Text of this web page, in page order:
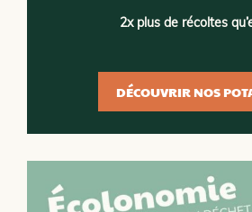
2x plus de récoltes
DÉCOUVRIR NOS